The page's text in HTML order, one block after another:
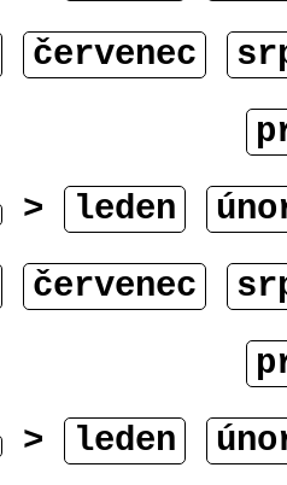
červenec
> leden
červenec
> leden